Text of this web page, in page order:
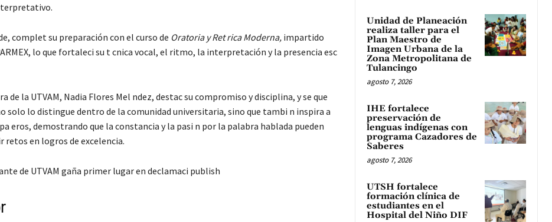
complet su preparación con el curso de Oratoria y Ret rica Moderna,impartido
lo que fortaleci su t cnica vocal, el ritmo, la interpretación y la presencia esc
de la UTVAM, Nadia Flores Mel ndez, destac su compromiso y disciplina, y se que
solo lo distingue dentro de la comunidad universitaria, sino que tambi n inspira a
eros, demostrando que la constancia y la pasi n por la palabra hablada pueden
retos en logros de excelencia.
de UTVAM gaña primer lugar en declamaci publish
Unidad de Planeación
realiza taller para el
Plan Maestro de
Imagen Urbana de la
Zona Metropolitana de
Tulancingo
agosto 7, 2026
IHE fortalece
preservación de
lenguas indígenas con
programa Cazadores de
Saberes
agosto 7, 2026
UTSH fortalece
formación clínica de
estudiantes en el
Hospital del Niño DIF